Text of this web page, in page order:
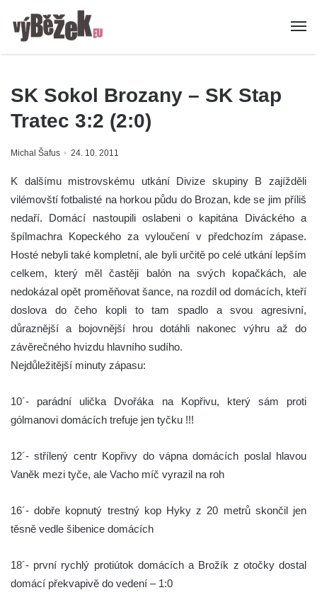
SK Sokol Brozany – SK Stap
Tratec 3:2 (2:0)
Michal Šafus 24. 10. 2011
K dalšímu mistrovskému utkání Divize skupiny B zajížděli
vilémovští fotbalisté na horkou půdu do Brozan, kde se jim příliš
nedaří. Domácí nastoupili oslabeni o kapitána Diváckého a
špílmachra Kopeckého za vyloučení v předchozím zápase.
Hosté nebyli také kompletní, ale byli určitě po celé utkání lepším
celkem, který měl častěji balón na svých kopačkách, ale
nedokázal opět proměňovat šance, na rozdíl od domácích, kteří
doslova do čeho kopli to tam spadlo a svou agresivní,
důraznější a bojovnější hrou dotáhli nakonec výhru až do
závěrečného hvizdu hlavního sudího.
Nejdůležitější minuty zápasu:
10´- parádní ulička Dvořáka na Kopřivu, který sám proti
gólmanovi domácích trefuje jen tyčku !!!
12´- střílený centr Kopřivy do vápna domácích poslal hlavou
Vaněk mezi tyče, ale Vacho míč vyrazil na roh
16´- dobře kopnutý trestný kop Hyky z 20 metrů skončil jen
těsně vedle šibenice domácích
18´- první rychlý protiútok domácích a Brožík z otočky dostal
domácí překvapivě do vedení – 1:0